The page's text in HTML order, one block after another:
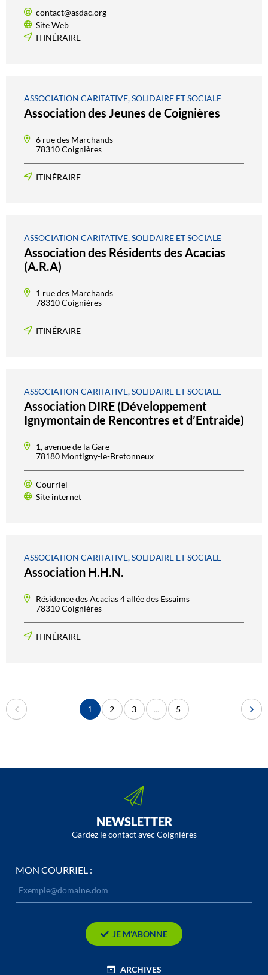
contact@asdac.org
Site Web
ITINÉRAIRE
ASSOCIATION CARITATIVE, SOLIDAIRE ET SOCIALE
Association des Jeunes de Coignières
6 rue des Marchands
78310 Coignières
ITINÉRAIRE
ASSOCIATION CARITATIVE, SOLIDAIRE ET SOCIALE
Association des Résidents des Acacias
(A.R.A)
1 rue des Marchands
78310 Coignières
ITINÉRAIRE
ASSOCIATION CARITATIVE, SOLIDAIRE ET SOCIALE
Association DIRE (Développement
Ignymontain de Rencontres et d’Entraide)
1, avenue de la Gare
78180 Montigny-le-Bretonneux
Courriel
Site internet
ASSOCIATION CARITATIVE, SOLIDAIRE ET SOCIALE
Association H.H.N.
Résidence des Acacias 4 allée des Essaims
78310 Coignières
ITINÉRAIRE
1 2 3 ... 5
NEWSLETTER
Gardez le contact avec Coignières
MON COURRIEL :
JE M’ABONNE
ARCHIVES